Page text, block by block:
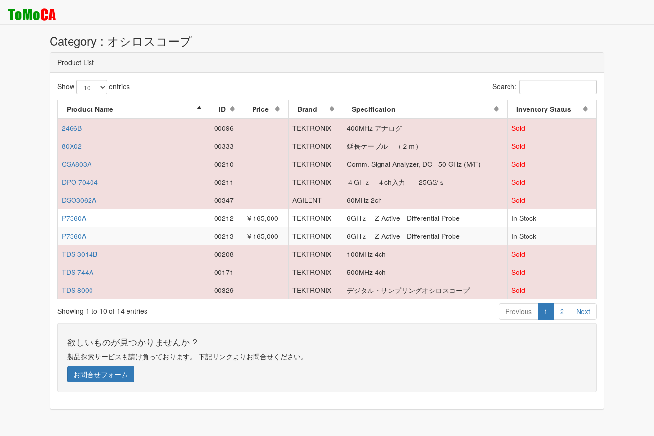
Category : オシロスコープ
Product List
Show entries Search:
Product Name ID Price Brand Specification
Inventory Status
2466B
00096 -- TEKTRONIX 400MHz アナログ
Sold
80X02
00333 -- TEKTRONIX 延長ケーブル （２ｍ）
Sold
CSA803A
00210 -- TEKTRONIX Comm. Signal Analyzer, DC - 50 GHz (M/F)
Sold
DPO 70404
00211 -- TEKTRONIX ４GHｚ ４ch入力 25GS/ｓ
Sold
DSO3062A
00347 -- AGILENT 60MHz 2ch
Sold
P7360A
00212 ¥ 165,000 TEKTRONIX 6GHｚ Z-Active Differential Probe
In Stock
P7360A
00213 ¥ 165,000 TEKTRONIX 6GHｚ Z-Active Differential Probe
In Stock
TDS 3014B
00208 -- TEKTRONIX 100MHz 4ch
Sold
TDS 744A
00171 -- TEKTRONIX 500MHz 4ch
Sold
TDS 8000
00329 -- TEKTRONIX デジタル・サンプリングオシロスコープ Sold
Showing 1 to 10 of 14 entries Previous 1 2 Next
欲しいものが見つかりませんか ?
製品探索サービスも請け負っております。 下記リンクよりお問合せください。
お問合せフォーム